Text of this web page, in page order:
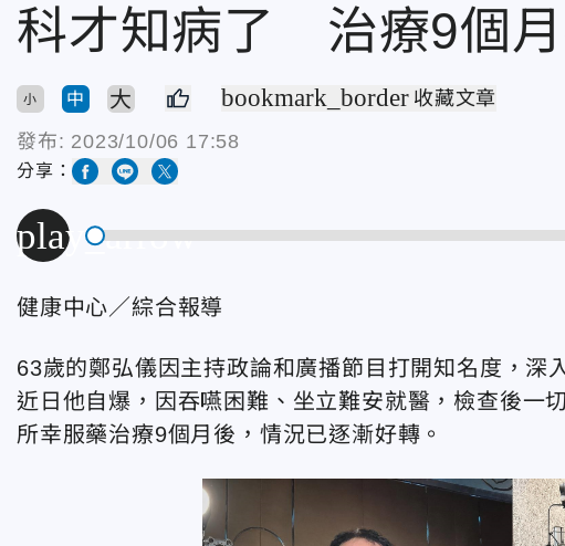
科才知病了 治療9個
小 中 大 bookmark_border 收藏文章
發布: 2023/10/06 17:58
分享：
play_arrow
健康中心／綜合報導
63歲的鄭弘儀因主持政論和廣播節目打開知名度，深
近日他自爆，因吞嚥困難、坐立難安就醫，檢查後一
所幸服藥治療9個月後，情況已逐漸好轉。